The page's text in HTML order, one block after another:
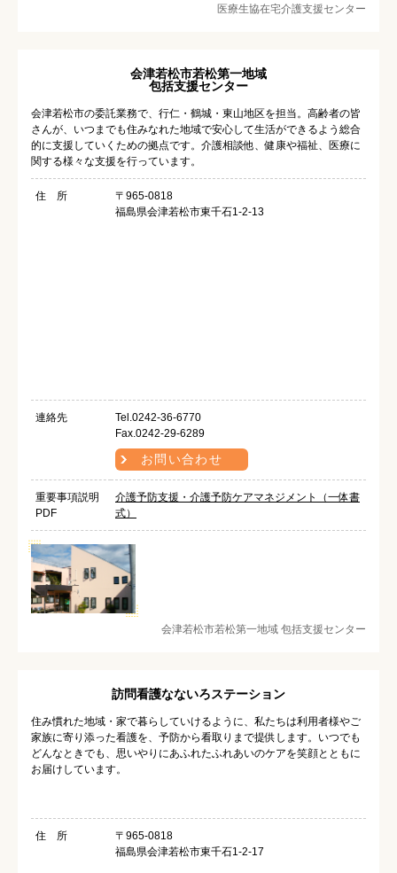
医療生協在宅介護支援センター
会津若松市若松第一地域
包括支援センター
会津若松市の委託業務で、行仁・鶴城・東山地区を担当。高齢者の皆
さんが、いつまでも住みなれた地域で安心して生活ができるよう総合
的に支援していくための拠点です。介護相談他、健康や福祉、医療に
関する様々な支援を行っています。
住 所
〒965-0818
福島県会津若松市東千石1-2-13
連絡先
Tel.0242-36-6770
Fax.0242-29-6289
お問い合わせ
重要事項説明
PDF
介護予防支援・介護予防ケアマネジメント（一体書
式）
会津若松市若松第一地域 包括支援センター
訪問看護なないろステーション
住み慣れた地域・家で暮らしていけるように、私たちは利用者様やご
家族に寄り添った看護を、予防から看取りまで提供します。いつでも
どんなときでも、思いやりにあふれたふれあいのケアを笑顔とともに
お届けしています。
住 所
〒965-0818
福島県会津若松市東千石1-2-17